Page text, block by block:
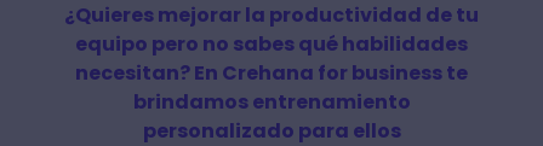
¿Quieres mejorar la productividad de tu
equipo pero no sabes qué habilidades
necesitan? En Crehana for business te
brindamos entrenamiento
personalizado para ellos